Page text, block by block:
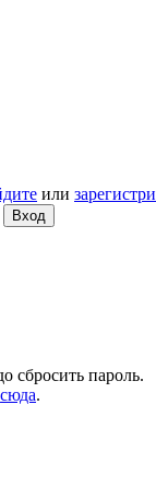
или
сбросить пароль.
сюда.